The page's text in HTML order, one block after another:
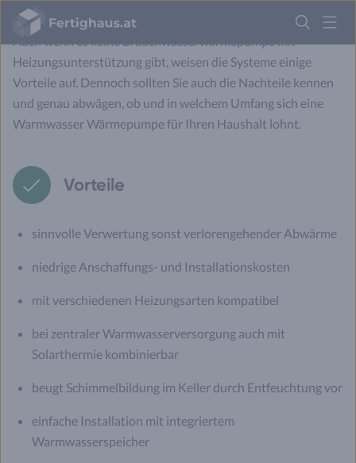
Fertighaus
Logo
Anmelden
Auch wenn es keine Brauchwasserwärmepumpe mit
Heizungsunterstützung gibt, weisen die Systeme einige
Vorteile auf. Dennoch sollten Sie auch die Nachteile kennen
und genau abwägen, ob und in welchem Umfang sich eine
Warmwasser Wärmepumpe für Ihren Haushalt lohnt.
Vorteile
sinnvolle Verwertung sonst verlorengehender Abwärme
niedrige Anschaffungs- und Installationskosten
mit verschiedenen Heizungsarten kompatibel
bei zentraler Warmwasserversorgung auch mit
Solarthermie kombinierbar
beugt Schimmelbildung im Keller durch Entfeuchtung vor
einfache Installation mit integriertem
Warmwasserspeicher